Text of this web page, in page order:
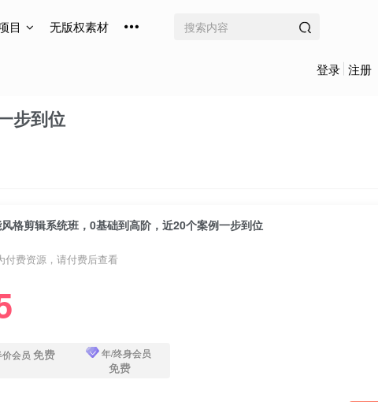
目 无版权素材
登录 注册
步到位
格剪辑系统班，0基础到高阶，近20个案例一步到位
付费资源，请付费后查看
价会员 免费 年/终身会员
免费